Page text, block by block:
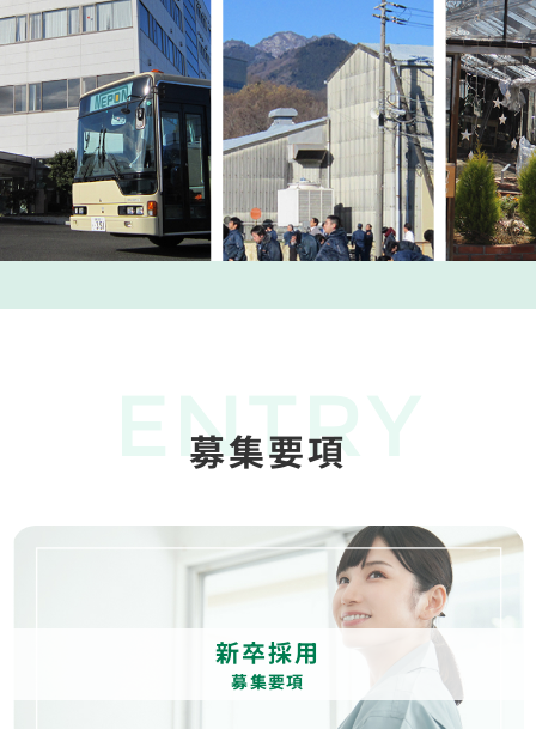
ENTRY
募集要項
新卒採用
募集要項